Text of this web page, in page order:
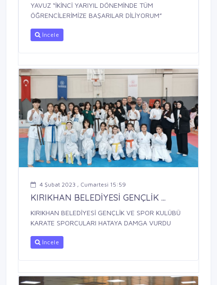
YAVUZ “İKİNCİ YARIYIL DÖNEMİNDE TÜM
ÖĞRENCİLERİMİZE BAŞARILAR DİLİYORUM”
İncele
4 Şubat 2023 , Cumartesi 15:59
KIRIKHAN BELEDİYESİ GENÇLİK ...
KIRIKHAN BELEDİYESİ GENÇLİK VE SPOR KULÜBÜ
KARATE SPORCULARI HATAYA DAMGA VURDU
İncele